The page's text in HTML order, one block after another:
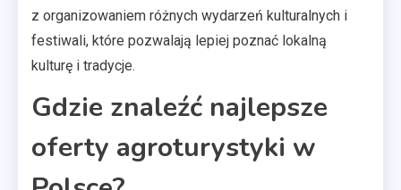
z organizowaniem różnych wydarzeń kulturalnych i
festiwali, które pozwalają lepiej poznać lokalną
kulturę i tradycje.
Gdzie znaleźć najlepsze
oferty agroturystyki w